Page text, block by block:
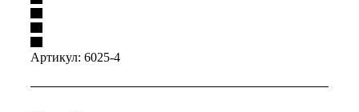
Артикул: 6025-4